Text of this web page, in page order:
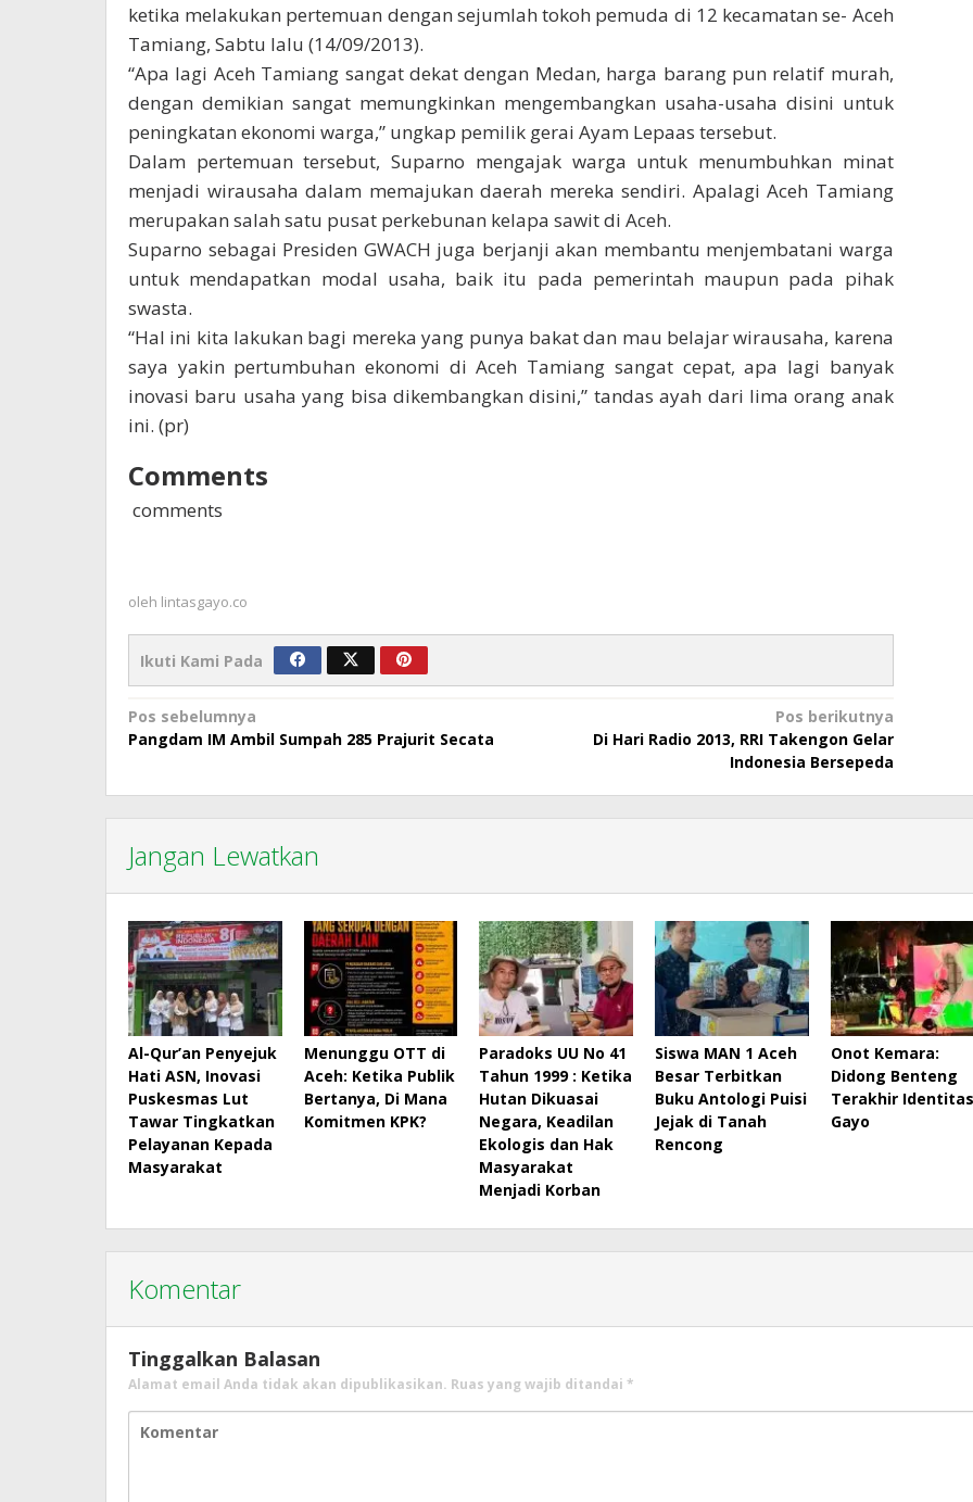
ketika melakukan pertemuan dengan sejumlah tokoh pemuda di 12 kecamatan se- Aceh
Tamiang, Sabtu lalu (14/09/2013).
“Apa lagi Aceh Tamiang sangat dekat dengan Medan, harga barang pun relatif murah,
dengan demikian sangat memungkinkan mengembangkan usaha-usaha disini untuk
peningkatan ekonomi warga,” ungkap pemilik gerai Ayam Lepaas tersebut.
Dalam pertemuan tersebut, Suparno mengajak warga untuk menumbuhkan minat
menjadi wirausaha dalam memajukan daerah mereka sendiri. Apalagi Aceh Tamiang
merupakan salah satu pusat perkebunan kelapa sawit di Aceh.
Suparno sebagai Presiden GWACH juga berjanji akan membantu menjembatani warga
untuk mendapatkan modal usaha, baik itu pada pemerintah maupun pada pihak
swasta.
“Hal ini kita lakukan bagi mereka yang punya bakat dan mau belajar wirausaha, karena
saya yakin pertumbuhan ekonomi di Aceh Tamiang sangat cepat, apa lagi banyak
inovasi baru usaha yang bisa dikembangkan disini,” tandas ayah dari lima orang anak
ini. (pr)
Comments
comments
oleh lintasgayo.co
Ikuti Kami Pada
Navigasi
pos
Pos sebelumnya
Pangdam IM Ambil Sumpah 285 Prajurit Secata
Pos berikutnya
Di Hari Radio 2013, RRI Takengon Gelar
Indonesia Bersepeda
Jangan Lewatkan
Al-Qur’an Penyejuk
Hati ASN, Inovasi
Puskesmas Lut
Tawar Tingkatkan
Pelayanan Kepada
Masyarakat
Menunggu OTT di
Aceh: Ketika Publik
Bertanya, Di Mana
Komitmen KPK?
Paradoks UU No 41
Tahun 1999 : Ketika
Hutan Dikuasai
Negara, Keadilan
Ekologis dan Hak
Masyarakat
Menjadi Korban
Siswa MAN 1 Aceh
Besar Terbitkan
Buku Antologi Puisi
Jejak di Tanah
Rencong
Onot Kemara:
Didong Benteng
Terakhir Identitas
Gayo
Komentar
Tinggalkan Balasan
Alamat email Anda tidak akan dipublikasikan. Ruas yang wajib ditandai *